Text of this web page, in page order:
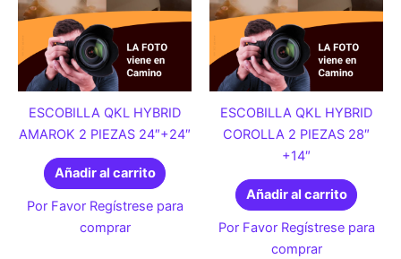
ESCOBILLA QKL HYBRID
AMAROK 2 PIEZAS 24″+24″
Añadir al carrito
Por Favor Regístrese para
comprar
ESCOBILLA QKL HYBRID
COROLLA 2 PIEZAS 28″
+14″
Añadir al carrito
Por Favor Regístrese para
comprar